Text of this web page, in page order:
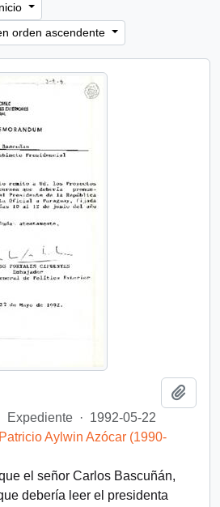
orden ascendente
Expediente · 1992-05-22
Aylwin Azócar (1990-
el señor Carlos Bascuñán,
debería leer el presidenta